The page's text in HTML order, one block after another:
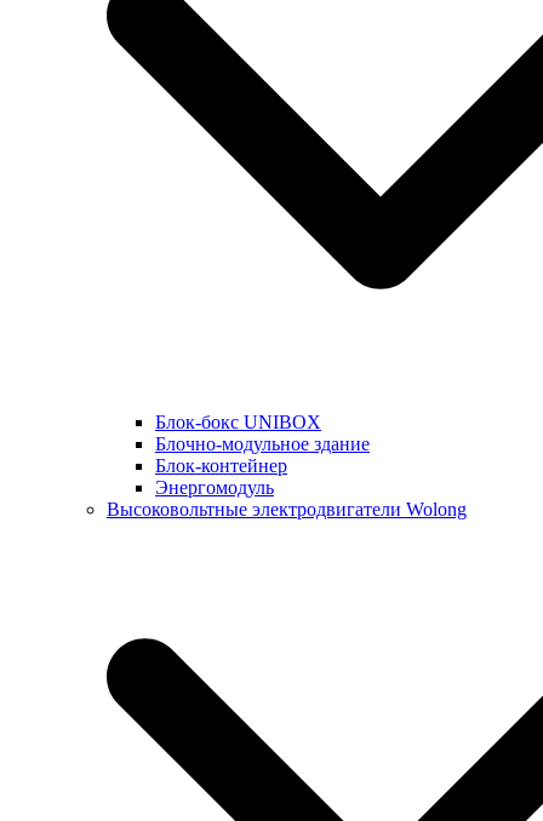
Блок-бокс UNIBOX
Блочно-модульное здание
Блок-контейнер
Энергомодуль
Высоковольтные электродвигатели Wolong